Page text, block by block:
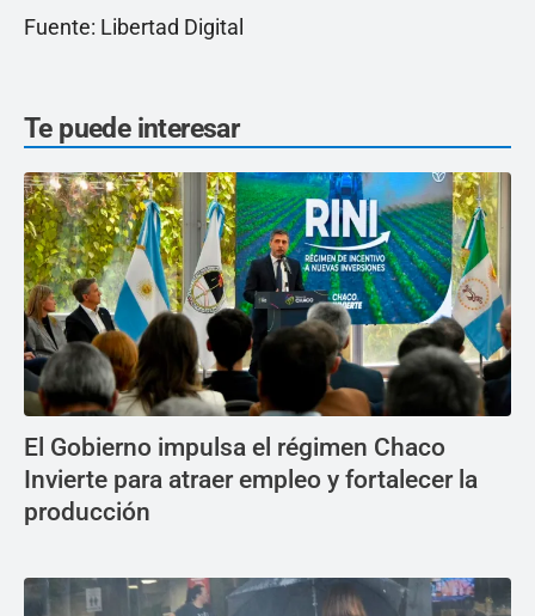
Fuente: Libertad Digital
Te puede interesar
El Gobierno impulsa el régimen Chaco
Invierte para atraer empleo y fortalecer la
producción